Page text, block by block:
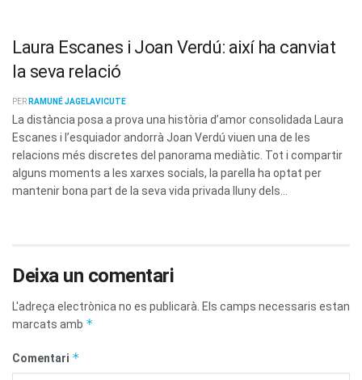
Laura Escanes i Joan Verdú: així ha canviat
la seva relació
PER RAMUNÉ JAGELAVICUTE
La distància posa a prova una història d’amor consolidada Laura
Escanes i l’esquiador andorrà Joan Verdú viuen una de les
relacions més discretes del panorama mediàtic. Tot i compartir
alguns moments a les xarxes socials, la parella ha optat per
mantenir bona part de la seva vida privada lluny dels...
Deixa un comentari
L'adreça electrònica no es publicarà. Els camps necessaris estan
marcats amb *
Comentari *